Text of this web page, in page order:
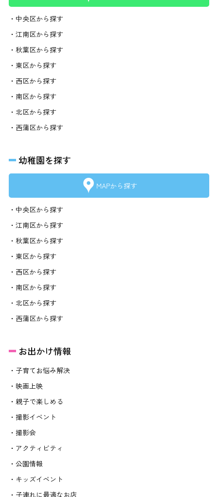
・中央区から探す
・江南区から探す
・秋葉区から探す
・東区から探す
・西区から探す
・南区から探す
・北区から探す
・西蒲区から探す
幼稚園を探す
MAPから探す
・中央区から探す
・江南区から探す
・秋葉区から探す
・東区から探す
・西区から探す
・南区から探す
・北区から探す
・西蒲区から探す
お出かけ情報
・子育てお悩み解決
・映画上映
・親子で楽しめる
・撮影イベント
・撮影会
・アクティビティ
・公園情報
・キッズイベント
・子連れに最適なお店